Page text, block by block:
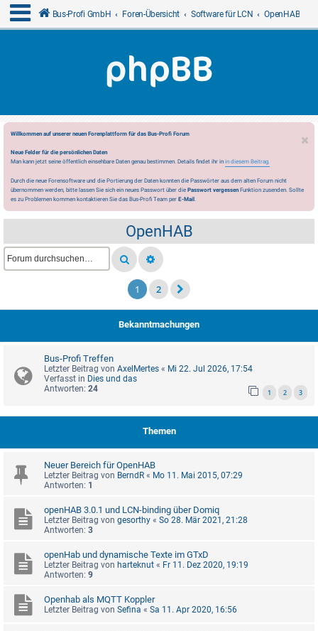
Bus-Profi GmbH Foren-Übersicht Software für LCN OpenHAB
Willkommen auf unserer neuen Forenplattform für das Bus-Profi Forum
Neue Felder für die persönlichen Daten
Man kann jetzt seine öffentlich einsehbare Daten genau bestimmen. Details findet ihr in in diesem Beitrag.
Durch die neue Forensoftware und die Portierung der Daten konnten die Passwörter aus dem alten Forum nicht
übernommen werden, bitte lassen Sie sich ein neues Passwort über die Passwort vergessen Funktion zusenden. Sollte
es zu Problemen kommen kontaktieren Sie das Bus-Profi Team per E-Mail.
OpenHAB
1 2
Bekanntmachungen
Bus-Profi Treffen
Letzter Beitrag von AxelMertes « Mi 22. Jul 2026, 17:54
Verfasst in Dies und das
Antworten: 24 1 2 3
Themen
Neuer Bereich für OpenHAB
Letzter Beitrag von BerndR « Mo 11. Mai 2015, 07:29
Antworten: 1
openHAB 3.0.1 und LCN-binding über Domiq
Letzter Beitrag von gesorthy « So 28. Mär 2021, 21:28
Antworten: 3
openHab und dynamische Texte im GTxD
Letzter Beitrag von harteknut « Fr 11. Dez 2020, 19:19
Antworten: 9
Openhab als MQTT Koppler
Letzter Beitrag von Sefina « Sa 11. Apr 2020, 16:56